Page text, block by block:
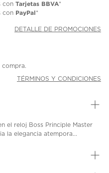
con Tarjetas BBVA*
con PayPal*
DETALLE DE PROMOCIONES
compra.
TÉRMINOS Y CONDICIONES
el reloj Boss Principle Master
la elegancia atempora...